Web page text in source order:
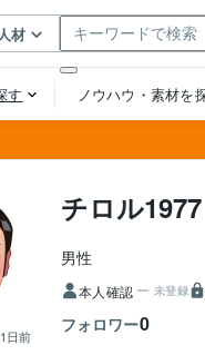
1日前
チロル1977
男性
本人確認 未登録
フォロワー0